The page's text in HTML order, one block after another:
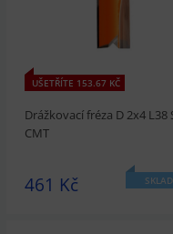
UŠETŘÍTE 153.67 KČ
Drážkovací fréza D 2x4 L38
CMT
461 Kč